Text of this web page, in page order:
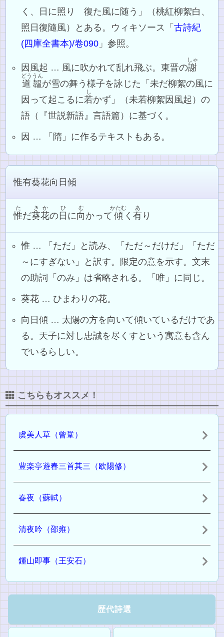
く、日に照り 復た風に随う」（桃紅柳絮白、
照日復隨風）とある。ウィキソース「古詩紀
(四庫全書本)/卷090 」参照。
因風起 … 風に吹かれて乱れ飛ぶ。東晋の謝
しゃ
道韞
どううん
が雪の舞う様子を詠じた「未だ柳絮の風に
因って起こるに若
し
かず」（未若柳絮因風起）の
語（『世説新語』言語篇）に基づく。
因 … 「隋」に作るテキストもある。
惟有葵花向日傾
惟
た
だ葵花
きか
の日
ひ
に向
む
かって 傾
かたむ
く有
あ
り
惟 … 「ただ」と読み、「ただ～だけだ」「ただ
～にすぎない」と訳す。限定の意を示す。文末
の助詞「のみ」は省略される。「唯」に同じ。
葵花 … ひまわりの花。
向日傾 … 太陽の方を向いて傾いているだけであ
る。天子に対し忠誠を尽くすという寓意も含ん
でいるらしい。
こちらもオススメ！
虞美人草（曾鞏）
豊楽亭遊春三首其三（欧陽修）
春夜（蘇軾）
清夜吟（邵雍）
鍾山即事（王安石）
歴代詩選